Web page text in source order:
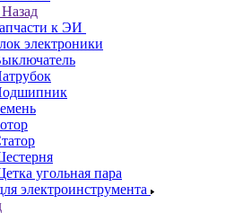
Назад
к ЭИ
электроники
угольная пара
электроинструмента